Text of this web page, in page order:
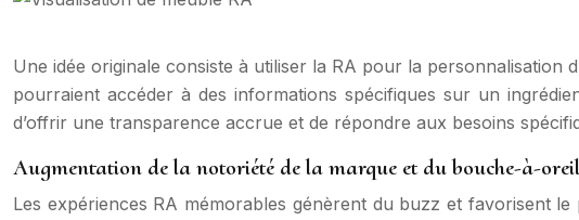
Une idée originale consiste à utiliser la RA pour la
pourraient accéder à des informations spécifiques sur un
d’offrir une transparence accrue et de répondre aux besoins
Augmentation de la notoriété de la marque et du bouche-à-
Les expériences RA mémorables génèrent du buzz et favorisent